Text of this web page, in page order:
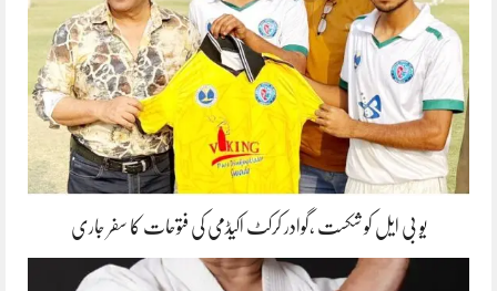
یو بی ایل کو شکست ،گوادر کرکٹ اکیڈمی کی فتوحات کا سفر جاری